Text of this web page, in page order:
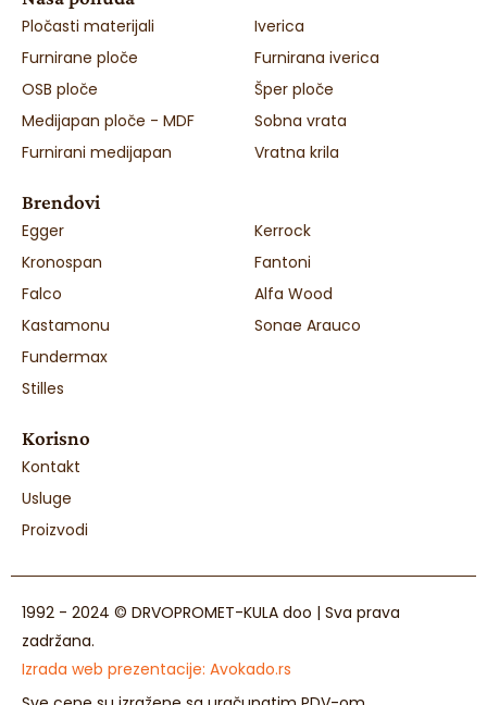
Pločasti materijali
Furnirane ploče
OSB ploče
Medijapan ploče - MDF
Furnirani medijapan
Iverica
Furnirana iverica
Šper ploče
Sobna vrata
Vratna krila
Brendovi
Egger
Kronospan
Falco
Kastamonu
Fundermax
Stilles
Kerrock
Fantoni
Alfa Wood
Sonae Arauco
Korisno
Kontakt
Usluge
Proizvodi
1992 - 2024 © DRVOPROMET-KULA doo | Sva prava
zadržana.
Izrada web prezentacije: Avokado.rs